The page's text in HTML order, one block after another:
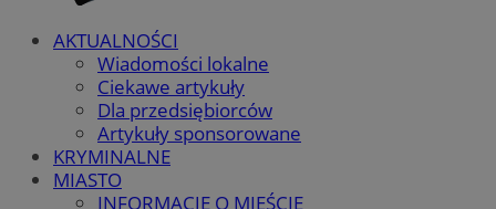
AKTUALNOŚCI
Wiadomości lokalne
Ciekawe artykuły
Dla przedsiębiorców
Artykuły sponsorowane
KRYMINALNE
MIASTO
INFORMACJE O MIEŚCIE